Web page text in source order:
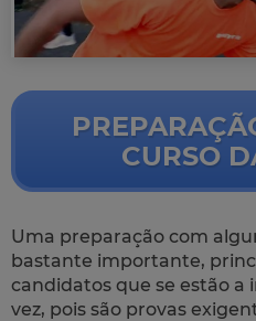
CURSO
Uma preparação com
bastante importante,
candidatos que se estão a
vez, pois são provas